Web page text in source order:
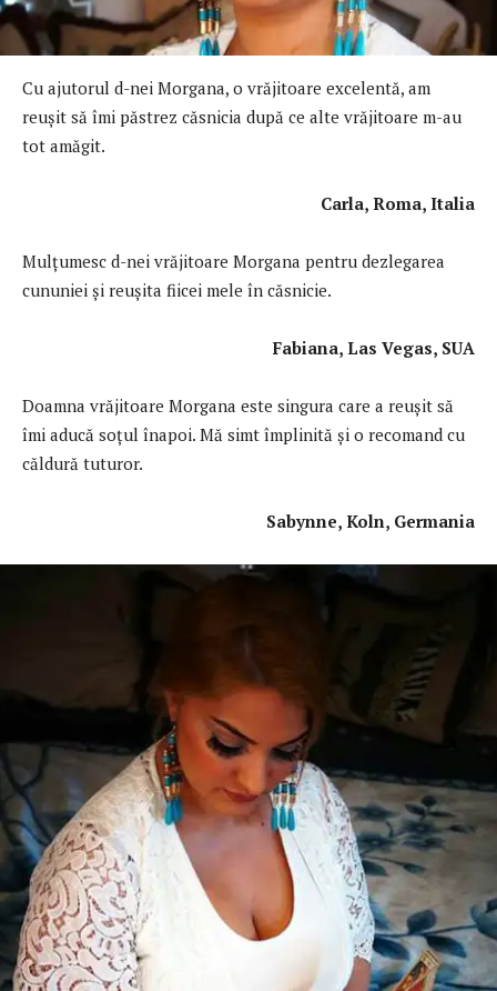
Cu ajutorul d-nei Morgana, o vrăjitoare excelentă, am
reuşit să îmi păstrez căsnicia după ce alte vrăjitoare m-au
tot amăgit.
Carla, Roma, Italia
Mulţumesc d-nei vrăjitoare Morgana pentru dezlegarea
cununiei şi reuşita fiicei mele în căsnicie.
Fabiana, Las Vegas, SUA
Doamna vrăjitoare Morgana este singura care a reuşit să
îmi aducă soţul înapoi. Mă simt împlinită şi o recomand cu
căldură tuturor.
Sabynne, Koln, Germania